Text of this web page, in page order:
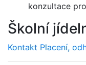
konzultace
Školní
Kontakt Placení,